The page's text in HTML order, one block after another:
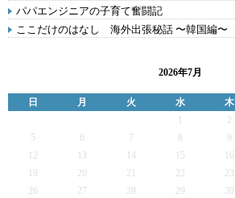
パパエンジニアの子育て奮闘記
ここだけのはなし 海外出張秘話 〜韓国編〜
2026年7月
日 月 火 水 木
2
5
6 7 9
12
13 14 15 16
19
20 21 22 23
26
27 28 29 30